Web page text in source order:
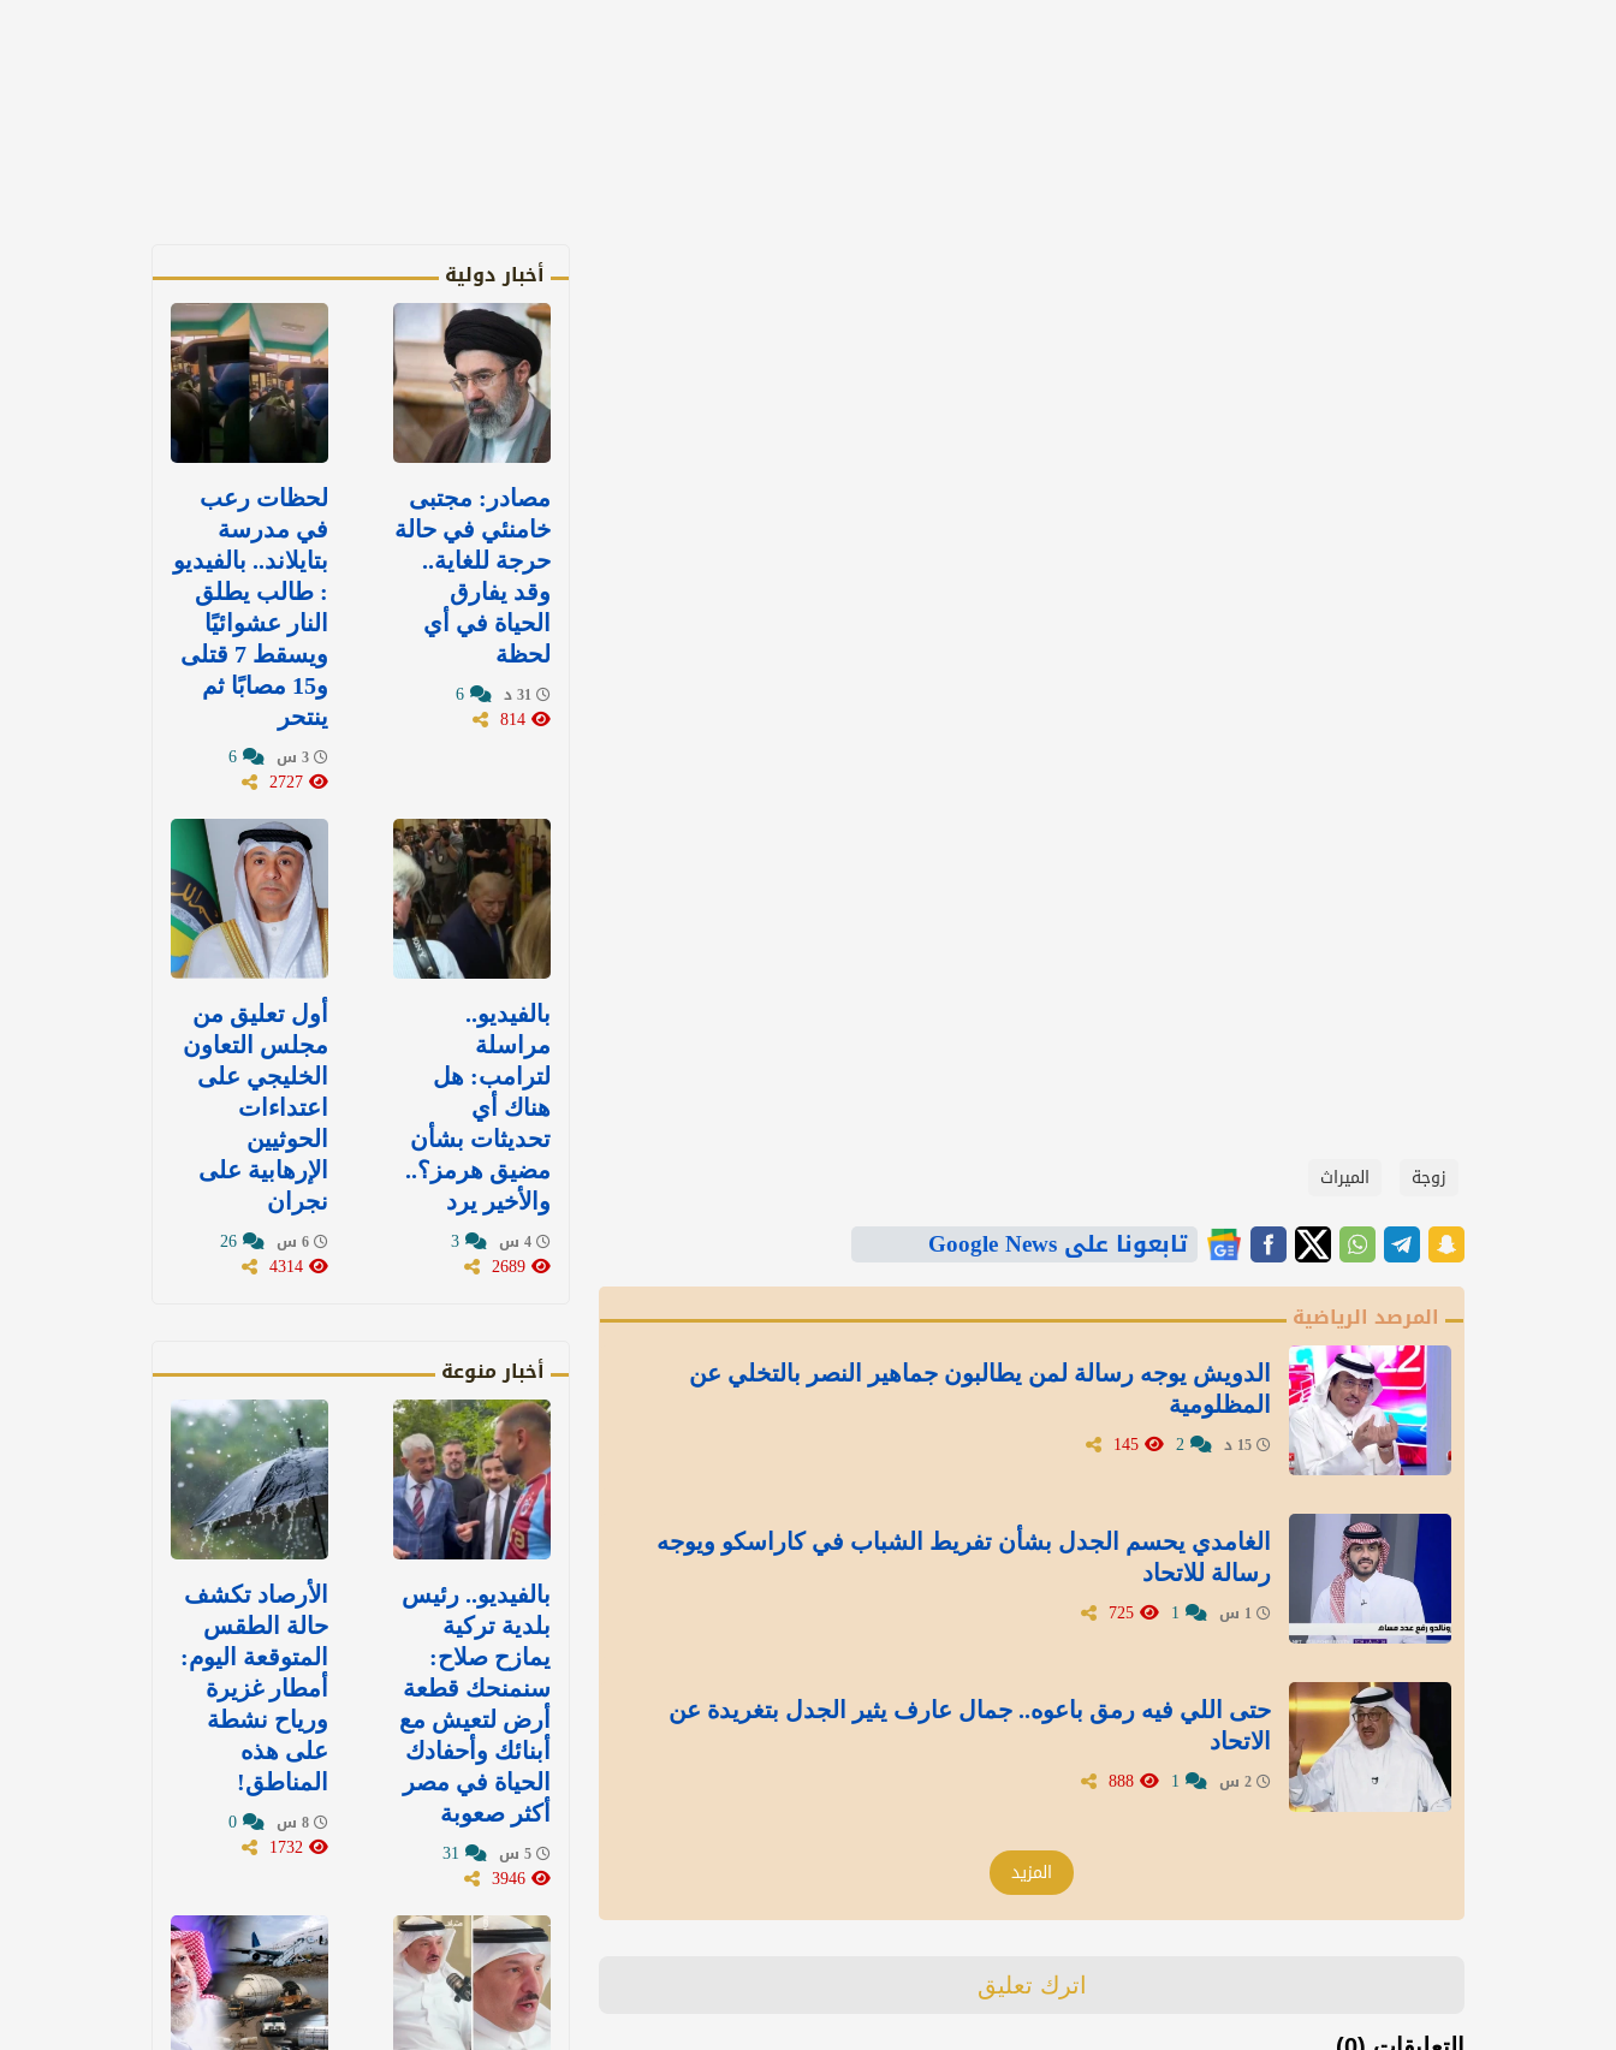
زوجة الميراث
تابعونا على Google News
المرصد الرياضية
الدويش يوجه رسالة لمن يطالبون جماهير النصر بالتخلي عن
المظلومية
الغامدي يحسم الجدل بشأن تفريط الشباب في كاراسكو ويوجه
رسالة للاتحاد
‏حتى اللي فيه رمق باعوه.. جمال عارف يثير الجدل بتغريدة عن
الاتحاد
المزيد
اترك تعليق
أخبار دولية
مصادر: مجتبى
خامنئي في حالة
حرجة للغاية..
وقد يفارق
الحياة في أي
لحظة
لحظات رعب
في مدرسة
بتايلاند.. بالفيديو
: طالب يطلق
النار عشوائيًا
ويسقط 7 قتلى
و15 مصابًا ثم
ينتحر
بالفيديو..
مراسلة
لترامب: هل
هناك أي
تحديثات بشأن
مضيق هرمز؟..
والأخير يرد
أول تعليق من
مجلس التعاون
الخليجي على
اعتداءات
الحوثيين
الإرهابية على
نجران
أخبار منوعة
بالفيديو.. رئيس
بلدية تركية
يمازح صلاح:
سنمنحك قطعة
أرض لتعيش مع
أبنائك وأحفادك
الحياة في مصر
أكثر صعوبة
الأرصاد تكشف
حالة الطقس
المتوقعة اليوم:
أمطار غزيرة
ورياح نشطة
على هذه
المناطق!